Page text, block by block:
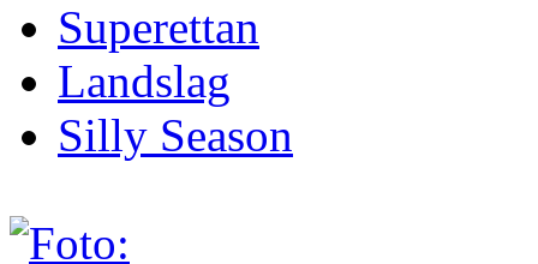
Superettan
Landslag
Silly Season